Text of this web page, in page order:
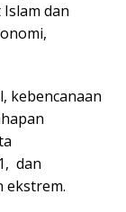
dan
kebencanaan
dan
ekstrem.